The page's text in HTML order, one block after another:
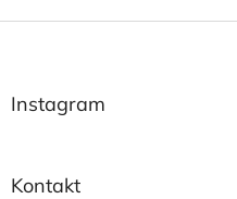
Z
Instagram
Kontakt